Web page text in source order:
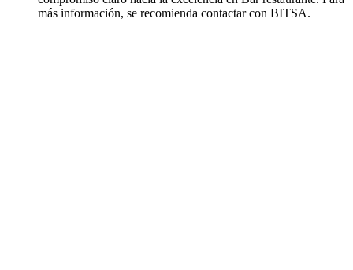
más información, se recomienda contactar con BITSA.